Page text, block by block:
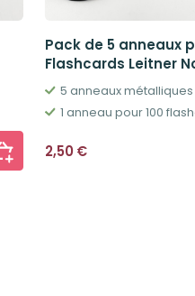
Pack de 5 anneaux
Flashcards Leitner
5 anneaux métalliques
1 anneau pour 100
2,50 €